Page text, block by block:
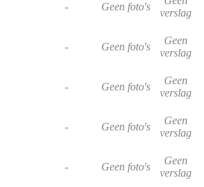
- Geen foto's
verslag
- Geen foto's
Geen
verslag
- Geen foto's
Geen
verslag
- Geen foto's
Geen
verslag
- Geen foto's
Geen
verslag